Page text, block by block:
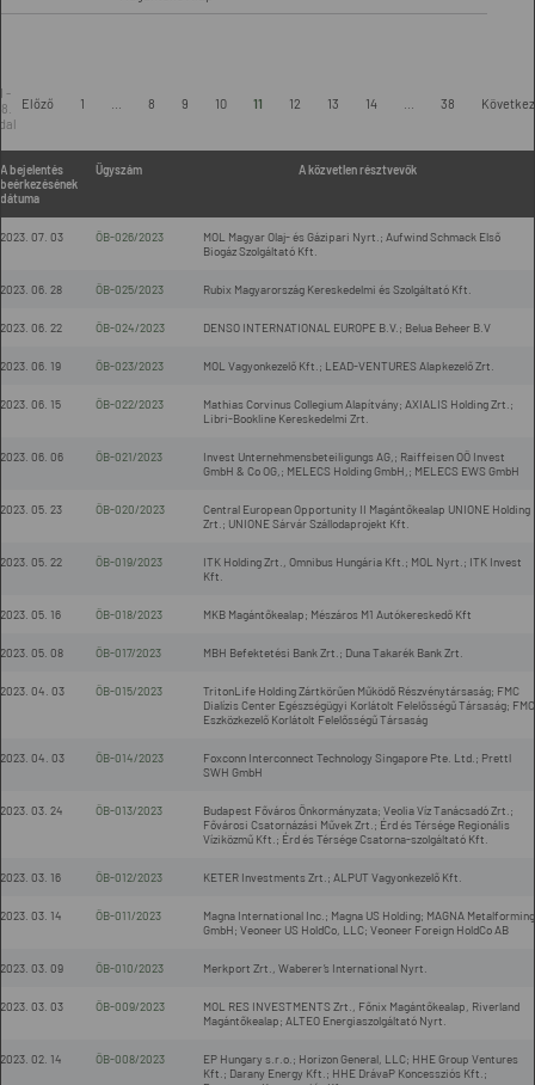
-
Előző 1 8 9 10 11 12 13 14 38
A bejelentés
beérkezésének
dátuma
Ügyszám A közvetlen résztvevők
2023. 07. 03 ÖB-026/2023
MOL Magyar Olaj- és Gázipari Nyrt.; Aufwind Schmack Első
Biogáz Szolgáltató Kft.
2023. 06. 28 ÖB-025/2023 Rubix Magyarország Kereskedelmi és Szolgáltató Kft.
2023. 06. 22 ÖB-024/2023 DENSO INTERNATIONAL EUROPE B.V.; Belua Beheer B.V
2023. 06. 19 ÖB-023/2023 MOL Vagyonkezelő Kft.; LEAD-VENTURES Alapkezelő Zrt.
2023. 06. 15 ÖB-022/2023
Mathias Corvinus Collegium Alapítvány; AXIALIS Holding Zrt.;
Libri-Bookline Kereskedelmi Zrt.
2023. 06. 06 ÖB-021/2023
Invest Unternehmensbeteiligungs AG,; Raiffeisen OÖ Invest
GmbH & Co OG,; MELECS Holding GmbH,; MELECS EWS GmbH
2023. 05. 23 ÖB-020/2023
Central European Opportunity II Magántőkealap UNIONE Holding
Zrt.; UNIONE Sárvár Szállodaprojekt Kft.
2023. 05. 22 ÖB-019/2023
ITK Holding Zrt., Omnibus Hungária Kft.; MOL Nyrt.; ITK Invest
Kft.
2023. 05. 16 ÖB-018/2023 MKB Magántőkealap; Mészáros M1 Autókereskedő Kft
2023. 05. 08 ÖB-017/2023 MBH Befektetési Bank Zrt.; Duna Takarék Bank Zrt.
2023. 04. 03 ÖB-015/2023
TritonLife Holding Zártkörűen Működő Részvénytársaság; FMC
Dialízis Center Egészségügyi Korlátolt Felelősségű Társaság; FMC
Eszközkezelő Korlátolt Felelősségű Társaság
2023. 04. 03 ÖB-014/2023
Foxconn Interconnect Technology Singapore Pte. Ltd.; Prettl
SWH GmbH
2023. 03. 24 ÖB-013/2023
Budapest Főváros Önkormányzata; Veolia Víz Tanácsadó Zrt.;
Fővárosi Csatornázási Művek Zrt.; Érd és Térsége Regionális
Víziközmű Kft.; Érd és Térsége Csatorna-szolgáltató Kft.
2023. 03. 16 ÖB-012/2023 KETER Investments Zrt.; ALPUT Vagyonkezelő Kft.
2023. 03. 14 ÖB-011/2023
Magna International Inc.; Magna US Holding; MAGNA Metalforming
GmbH; Veoneer US HoldCo, LLC; Veoneer Foreign HoldCo AB
2023. 03. 09 ÖB-010/2023 Merkport Zrt., Waberer’s International Nyrt.
2023. 03. 03 ÖB-009/2023
MOL RES INVESTMENTS Zrt., Főnix Magántőkealap, Riverland
Magántőkealap; ALTEO Energiaszolgáltató Nyrt.
2023. 02. 14 ÖB-008/2023
EP Hungary s.r.o.; Horizon General, LLC; HHE Group Ventures
Kft.; Darany Energy Kft.; HHE DrávaP Koncessziós Kft.;